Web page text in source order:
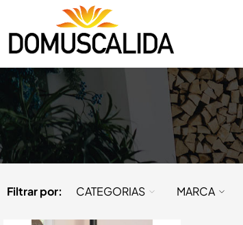
Filtrar por: CATEGORIAS MARCA